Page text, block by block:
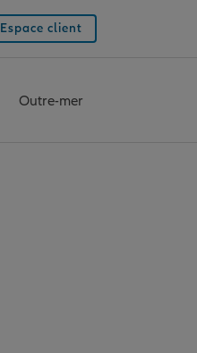
Espace client
Outre-mer